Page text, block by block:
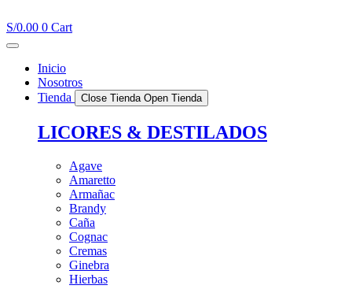
al
contenido
S/0.00 0 Cart
Inicio
Nosotros
Tienda
Close Tienda Open Tienda
LICORES & DESTILADOS
Agave
Amaretto
Armañac
Brandy
Caña
Cognac
Cremas
Ginebra
Hierbas